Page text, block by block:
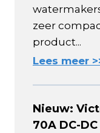
zeer
product...
Lees meer
Nieuw:
70A DC-